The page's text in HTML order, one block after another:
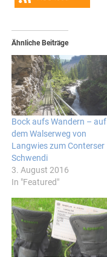
Ähnliche Beiträge
Bock aufs Wandern – auf
dem Walserweg von
Langwies zum Conterser
Schwendi
3. August 2016
In "Featured"